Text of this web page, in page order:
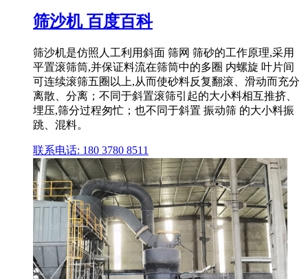
筛沙机 百度百科
筛沙机是仿照人工利用斜面 筛网 筛砂的工作原理,采用
平置滚筛筒,并保证料流在筛筒中的多圈 内螺旋 叶片间
可连续滚筛五圈以上,从而使砂料反复翻滚、滑动而充分
离散、分离；不同于斜置滚筛引起的大小料相互推挤、
埋压,筛分过程匆忙；也不同于斜置 振动筛 的大小料振
跳、混料。
联系电话: 180 3780 8511